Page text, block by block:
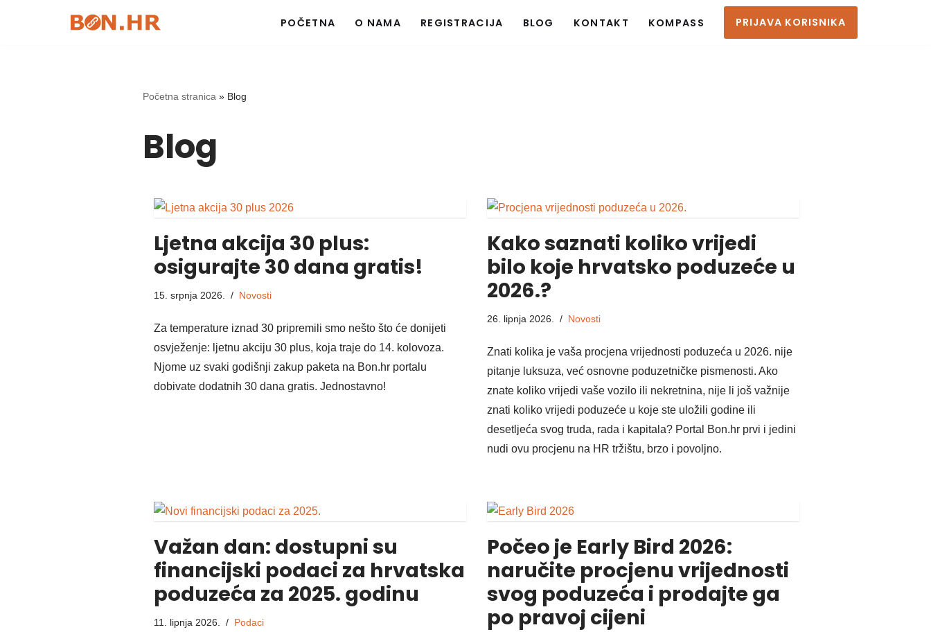
POČETNA O NAMA REGISTRACIJA BLOG KONTAKT KOMPASS PRIJAVA KORISNIKA
Početna stranica » Blog
Blog
Ljetna akcija 30 plus:
osigurajte 30 dana gratis!
15. srpnja 2026. Novosti
Za temperature iznad 30 pripremili smo nešto što će donijeti
osvježenje: ljetnu akciju 30 plus, koja traje do 14. kolovoza.
Njome uz svaki godišnji zakup paketa na Bon.hr portalu
dobivate dodatnih 30 dana gratis. Jednostavno!
Kako saznati koliko vrijedi
bilo koje hrvatsko poduzeće u
2026.?
26. lipnja 2026. Novosti
Znati kolika je vaša procjena vrijednosti poduzeća u 2026. nije
pitanje luksuza, već osnovne poduzetničke pismenosti. Ako
znate koliko vrijedi vaše vozilo ili nekretnina, nije li još važnije
znati koliko vrijedi poduzeće u koje ste uložili godine ili
desetljeća svog truda, rada i kapitala? Portal Bon.hr prvi i jedini
nudi ovu procjenu na HR tržištu, brzo i povoljno.
Važan dan: dostupni su
financijski podaci za hrvatska
poduzeća za 2025. godinu
11. lipnja 2026. Podaci
Počeo je Early Bird 2026:
naručite procjenu vrijednosti
svog poduzeća i prodajte ga
po pravoj cijeni